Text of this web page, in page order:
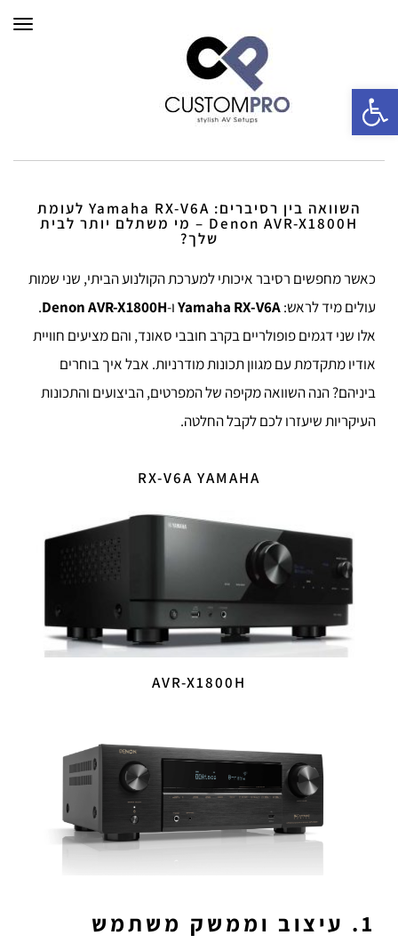
השוואה בין רסיברים: Yamaha RX-V6A לעומת
Denon AVR-X1800H – מי משתלם יותר לבית
שלך?
כאשר מחפשים רסיבר איכותי למערכת הקולנוע הביתי, שני שמות
עולים מיד לראש:Yamaha RX-V6Aו-Denon AVR-X1800H
.
אלו שני דגמים פופולריים בקרב חובבי סאונד, והם מציעים חוויית
אודיו מתקדמת עם מגוון תכונות מודרניות. אבל איך בוחרים
ביניהם? הנה השוואה מקיפה של המפרטים, הביצועים והתכונות
העיקריות שיעזרו לכם לקבל החלטה.
RX-V6A YAMAHA
AVR-X1800H
1. עיצוב וממשק משתמש
פתח סרגל נגישות